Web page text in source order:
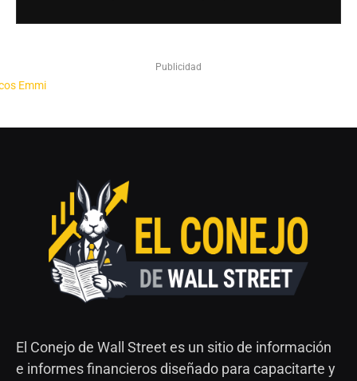
Publicidad
El Conejo de Wall Street es un sitio de información
e informes financieros diseñado para capacitarte y